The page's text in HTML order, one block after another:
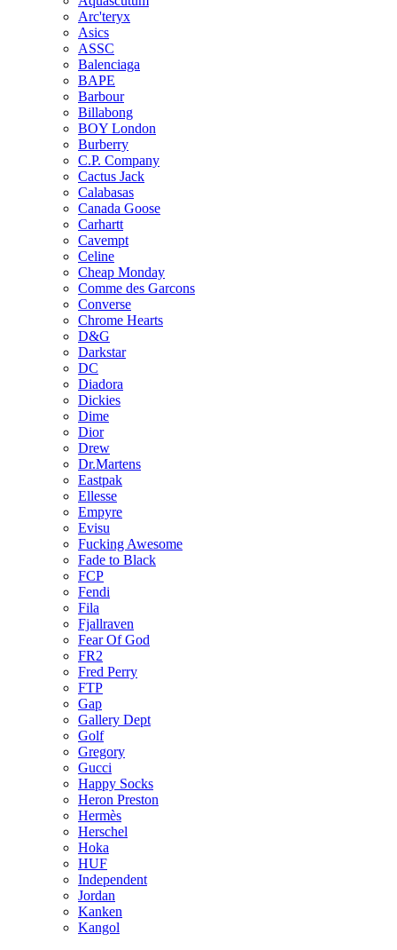
Arc'teryx
Asics
ASSC
Balenciaga
BAPE
Barbour
Billabong
BOY London
Burberry
C.P. Company
Cactus Jack
Calabasas
Canada Goose
Carhartt
Cavempt
Celine
Cheap Monday
Comme des Garcons
Converse
Chrome Hearts
D&G
Darkstar
DC
Diadora
Dickies
Dime
Dior
Drew
Dr.Martens
Eastpak
Ellesse
Empyre
Evisu
Fucking Awesome
Fade to Black
FCP
Fendi
Fila
Fjallraven
Fear Of God
FR2
Fred Perry
FTP
Gap
Gallery Dept
Golf
Gregory
Gucci
Happy Socks
Heron Preston
Hermès
Hersсhel
Hoka
HUF
Independent
Jordan
Kanken
Kangol